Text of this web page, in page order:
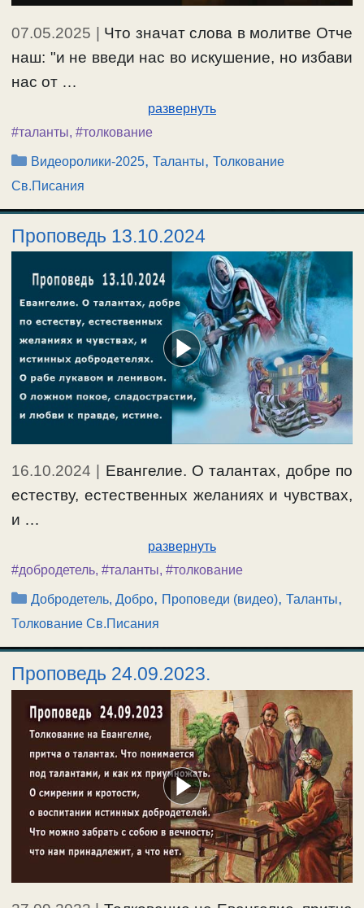
07.05.2025 | Что значат слова в молитве Отче
наш: "и не введи нас во искушение, но избави
нас от …
развернуть
#таланты, #толкование
Рубрики
Видеоролики-2025,Таланты,Толкование
Св.Писания
Проповедь 13.10.2024
16.10.2024
Евангелие. О талантах, добре по
естеству, естественных желаниях и чувствах,
и …
развернуть
#добродетель, #таланты, #толкование
Рубрики
Добродетель, Добро, Проповеди (видео),Таланты,
Толкование Св.Писания
Проповедь 24.09.2023.